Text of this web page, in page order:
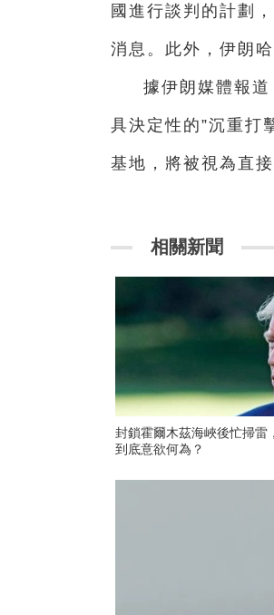
國進行談判的計劃
消息。此外，伊朗
據伊朗媒體報
具決定性的”沉重打
基地，將被視為直
相關新聞
封鎖霍爾木茲海峽後忙掃雷
到底意欲何為？